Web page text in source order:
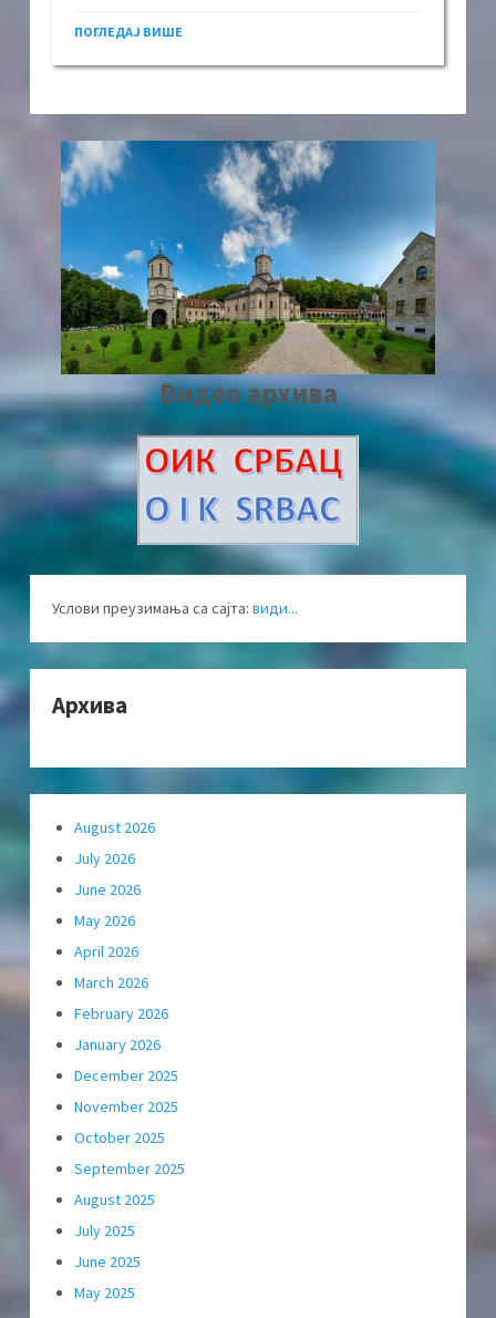
ПОГЛЕДАЈ ВИШЕ
Видео архива
Услови преузимања са сајта: види...
Архива
August 2026
July 2026
June 2026
May 2026
April 2026
March 2026
February 2026
January 2026
December 2025
November 2025
October 2025
September 2025
August 2025
July 2025
June 2025
May 2025